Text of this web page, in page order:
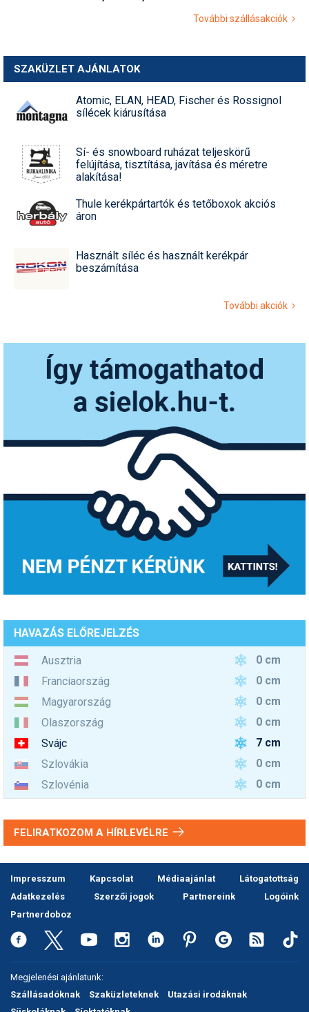
További szállásakciók
SZAKÜZLET AJÁNLATOK
Atomic, ELAN, HEAD, Fischer és Rossignol
sílécek kiárusítása
Sí- és snowboard ruházat teljeskörű
felújítása, tisztítása, javítása és méretre
alakítása!
Thule kerékpártartók és tetőboxok akciós
áron
Használt síléc és használt kerékpár
beszámítása
További akciók
HAVAZÁS ELŐREJELZÉS
Ausztria
0 cm
Franciaország
0 cm
Magyarország
0 cm
Olaszország
0 cm
Svájc
7 cm
Szlovákia
0 cm
Szlovénia
0 cm
FELIRATKOZOM A HÍRLEVÉLRE
Impresszum Kapcsolat Médiaajánlat
Látogatottság
Adatkezelés
Szerzői jogok Partnereink
Logóink
Partnerdoboz
Megjelenési ajánlatunk:
Szállásadóknak
Szaküzleteknek
Utazási irodáknak